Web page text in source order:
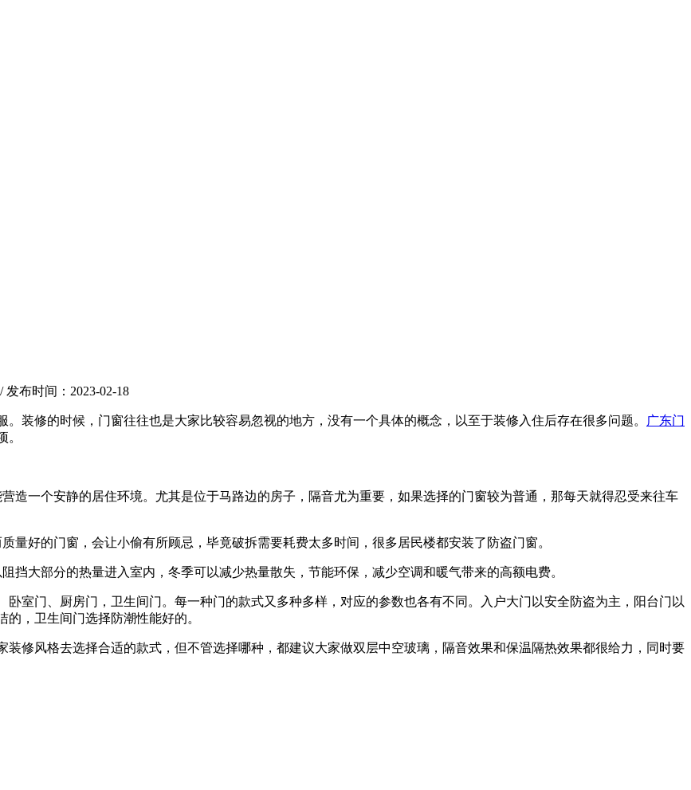
发布时间：2023-02-18
装修的时候，门窗往往也是大家比较容易忽视的地方，没有一个具体的概念，以至于装修入住后存在很多问题。 广东门
。
造一个安静的居住环境。尤其是位于马路边的房子，隔音尤为重要，如果选择的门窗较为普通，那每天就得忍受来往车
量好的门窗，会让小偷有所顾忌，毕竟破拆需要耗费太多时间，很多居民楼都安装了防盗门窗。
挡大部分的热量进入室内，冬季可以减少热量散失，节能环保，减少空调和暖气带来的高额电费。
室门、厨房门，卫生间门。每一种门的款式又多种多样，对应的参数也各有不同。入户大门以安全防盗为主，阳台门以
，卫生间门选择防潮性能好的。
修风格去选择合适的款式，但不管选择哪种，都建议大家做双层中空玻璃，隔音效果和保温隔热效果都很给力，同时要